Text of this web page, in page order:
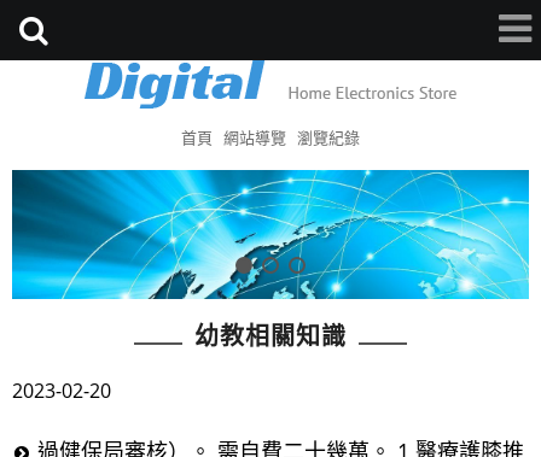
首頁 網站導覽 瀏覽紀錄
幼教相關知識
2023-02-20
過健保局審核）。 需自費二十幾萬。 1 醫療護膝推